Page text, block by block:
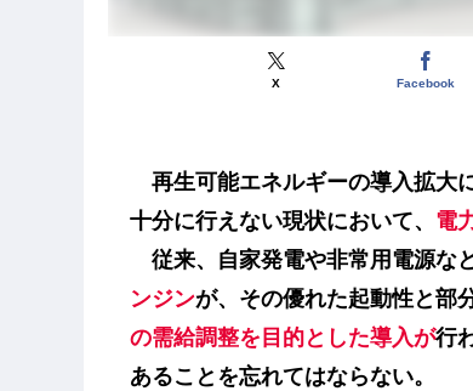
X Facebook
再生可能エネルギーの導入拡大に
十分に行えない現状において、 電
従来、自家発電や非常用電源な
ンジンが、その優れた起動性と部
の需給調整を目的とした導入が行
あることを忘れてはならない。